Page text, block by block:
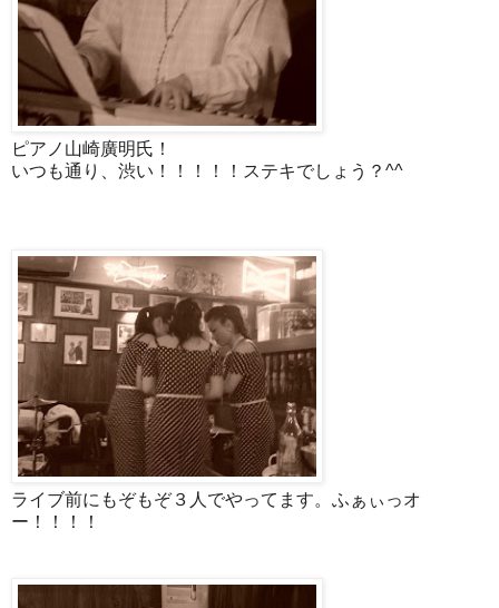
ピアノ山崎廣明氏！
いつも通り、渋い！！！！！ステキでしょう？^^
ライブ前にもぞもぞ３人でやってます。ふぁぃっオ
ー！！！！